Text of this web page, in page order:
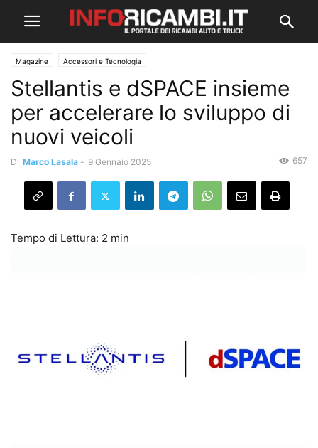
Magazine Accessori e Tecnologia
Stellantis e dSPACE insieme
per accelerare lo sviluppo di
nuovi veicoli
Di Marco Lasala - 9 Gennaio 2025 657